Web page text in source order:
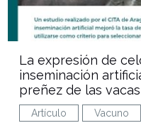
La expresión de
inseminación
preñez de las
Artículo Vacuno